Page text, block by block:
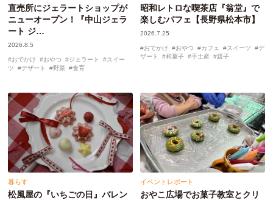
直売所にジェラートショップが
ニューオープン！『中山ジェラ
ート ジ…
2026.8.5
おでかけ おやつ ジェラート
スイー
ツ
デザート 野菜 食育
昭和レトロな喫茶店『翁堂』で
楽しむパフェ【長野県松本市】
2026.7.25
おでかけ おやつ カフェ スイーツ
デ
ザート
和菓子 手土産 親子
暮らす
松風屋の『いちごの日』バレン
イベントレポート
おやこ広場でお菓子教室とクリ